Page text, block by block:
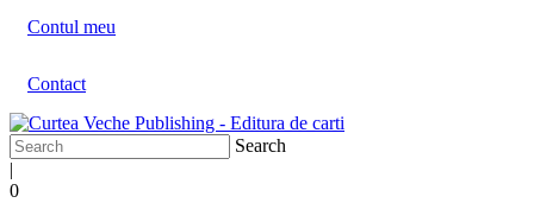
Contul meu
Contact
Search
|
0